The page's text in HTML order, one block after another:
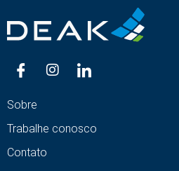
Sobre
Trabalhe conosco
Contato